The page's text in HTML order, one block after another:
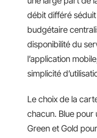
débit différé
budgétaire
disponibilité du
l’application
simplicité
Le choix de la
chacun. Blue pour
Green et Gold